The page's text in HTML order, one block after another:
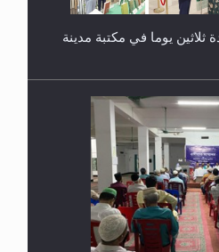
يوما في مكتبة مدينة